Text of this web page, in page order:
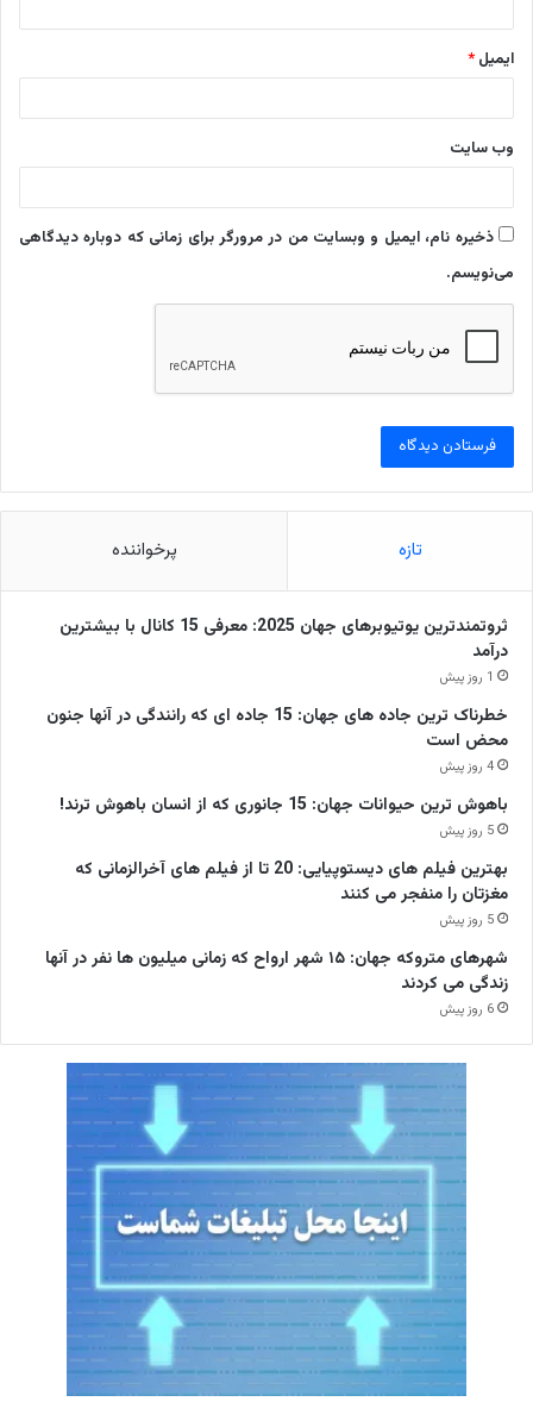
ایمیل *
وب‌ سایت
ذخیره نام، ایمیل و وبسایت من در مرورگر برای زمانی که دوباره دیدگاهی
می‌نویسم.
تازه پرخواننده
ثروتمندترین یوتیوبرهای جهان 2025: معرفی 15 کانال با بیشترین
درآمد
1 روز پیش
خطرناک ترین جاده های جهان: 15 جاده ای که رانندگی در آنها جنون
محض است
4 روز پیش
باهوش ترین حیوانات جهان: 15 جانوری که از انسان باهوش ترند!
5 روز پیش
بهترین فیلم های دیستوپیایی: 20 تا از فیلم های آخرالزمانی که
مغزتان را منفجر می کنند
5 روز پیش
شهرهای متروکه جهان: ۱۵ شهر ارواح که زمانی میلیون ها نفر در آنها
زندگی می کردند
6 روز پیش